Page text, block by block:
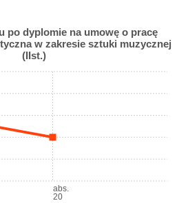
po dyplomie na umowę o pracę
w zakresie sztuki muzycznej
(IIst.)
abs.
20